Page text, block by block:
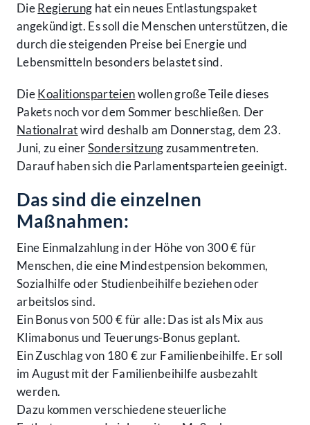
DieRegierung hat ein neues Entlastungspaket
angekündigt. Es soll die Menschen unterstützen, die
durch die steigenden Preise bei Energie und
Lebensmitteln besonders belastet sind.
DieKoalitionsparteienwollen große Teile dieses
Pakets noch vor dem Sommer beschließen. Der
Nationalratwird deshalb am Donnerstag, dem 23.
Juni, zu einerSondersitzungzusammentreten.
Darauf haben sich die Parlamentsparteien geeinigt.
Das sind die einzelnen
Maßnahmen:
Eine Einmalzahlung in der Höhe von 300 € für
Menschen, die eine Mindestpension bekommen,
Sozialhilfe oder Studienbeihilfe beziehen oder
arbeitslos sind.
Ein Bonus von 500 € für alle: Das ist als Mix aus
Klimabonus und Teuerungs-Bonus geplant.
Ein Zuschlag von 180 € zur Familienbeihilfe. Er soll
im August mit der Familienbeihilfe ausbezahlt
werden.
Dazu kommen verschiedene steuerliche